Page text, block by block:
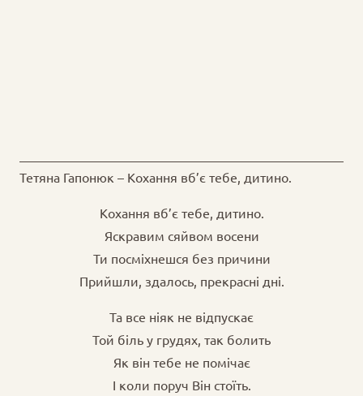
Тетяна Гапонюк – Кохання вб’є тебе, дитино.
Кохання вб’є тебе, дитино.
Яскравим сяйвом восени
Ти посміхнешся без причини
Прийшли, здалось, прекрасні дні.
Та все ніяк не відпускає
Той біль у грудях, так болить
Як він тебе не помічає
І коли поруч Він стоїть.